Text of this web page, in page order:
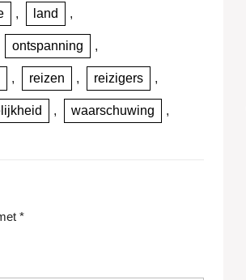
, land ,
ontspanning ,
, reizen , reizigers ,
, waarschuwing ,
*